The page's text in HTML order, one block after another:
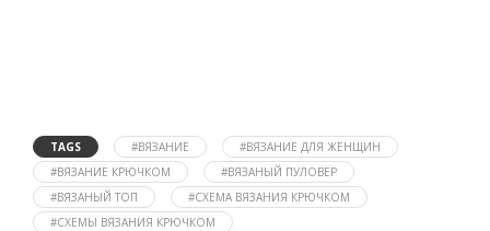
TAGS #ВЯЗАНИЕ
#ВЯЗАНИЕ ДЛЯ ЖЕНЩИН
#ВЯЗАНИЕ КРЮЧКОМ
#ВЯЗАНЫЙ ПУЛОВЕР
#ВЯЗАНЫЙ ТОП
#СХЕМА ВЯЗАНИЯ КРЮЧКОМ
#СХЕМЫ ВЯЗАНИЯ КРЮЧКОМ